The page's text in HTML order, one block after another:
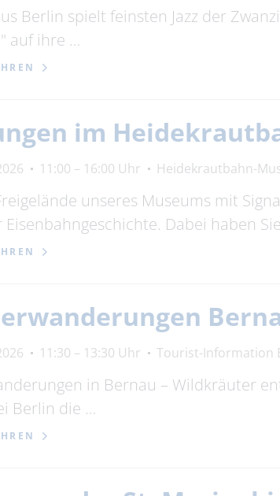
Berlin spielt feinsten Jazz der
auf ihre …
im
11:00 – 16:00 Uhr Heidekrautbahn-
unseres Museums mit
Dabei haben
11:30 – 13:30 Uhr Tourist-Information
in Bernau – Wildkräuter
Berlin die …